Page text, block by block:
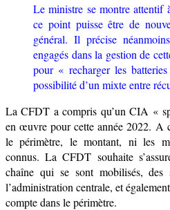
Le ministre se montre attentif
ce point puisse être de
général. Il précise
engagés dans la gestion de
pour « recharger les
possibilité d’un mixte entre
La CFDT a compris qu’un CIA «
en œuvre pour cette année 2022. A
le périmètre, le montant, ni les
connus. La CFDT souhaite
chaîne qui se sont mobilisés, des
l’administration centrale, et
compte dans le périmètre.